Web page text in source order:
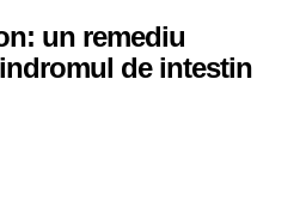
un remediu
de intestin